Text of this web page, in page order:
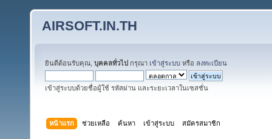
AIRSOFT.IN.TH
ยินดีต้อนรับคุณ, บุคคลทั่วไป กรุณา เข้าสู่ระบบ หรือ ลงทะเบียน
เข้าสู่ระบบด้วยชื่อผู้ใช้ รหัสผ่าน และระยะเวลาในเซสชั่น
หน้าแรก ช่วยเหลือ ค้นหา เข้าสู่ระบบ สมัครสมาชิก